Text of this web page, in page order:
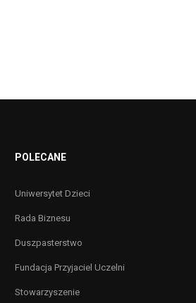
POLECANE
Uniwersytet Dzieci
Rada Biznesu
Duszpasterstwo
Fundacja Przyjaciel Uczelni
Stowarzyszenie